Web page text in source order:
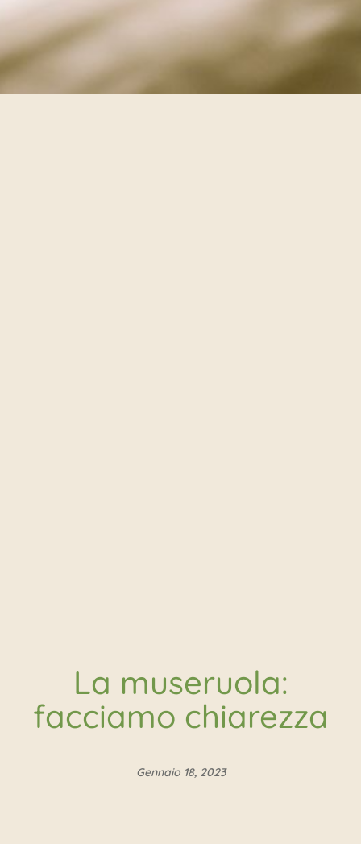
La museruola:
facciamo chiarezza
Gennaio 18, 2023